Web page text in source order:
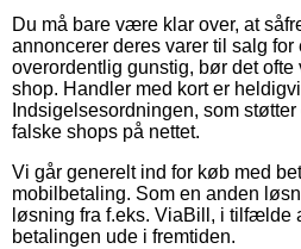
Du må bare være klar over, at
annoncerer deres varer til salg
overordentlig gunstig, bør det
shop. Handler med kort er
Indsigelsesordningen, som
falske shops på nettet.
Vi går generelt ind for køb med
mobilbetaling. Som en anden
løsning fra f.eks. ViaBill, i tilfælde
betalingen ude i fremtiden.